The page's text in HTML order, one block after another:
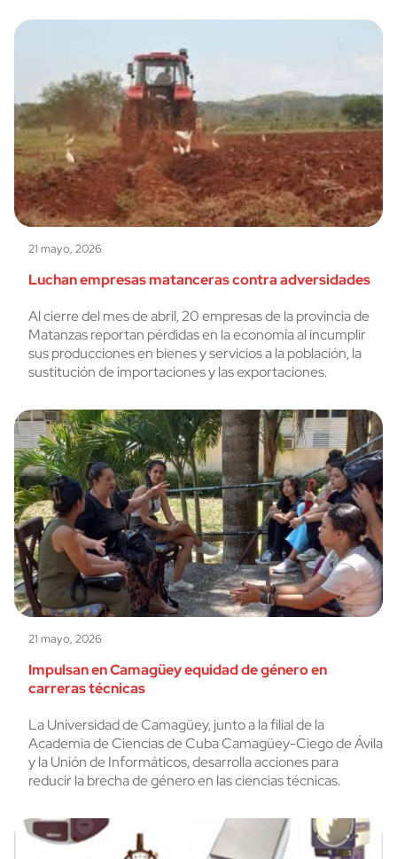
21 mayo, 2026
Luchan empresas matanceras contra adversidades
Al cierre del mes de abril, 20 empresas de la provincia de
Matanzas reportan pérdidas en la economía al incumplir
sus producciones en bienes y servicios a la población, la
sustitución de importaciones y las exportaciones.
21 mayo, 2026
Impulsan en Camagüey equidad de género en
carreras técnicas
La Universidad de Camagüey, junto a la filial de la
Academia de Ciencias de Cuba Camagüey-Ciego de Ávila
y la Unión de Informáticos, desarrolla acciones para
reducir la brecha de género en las ciencias técnicas.